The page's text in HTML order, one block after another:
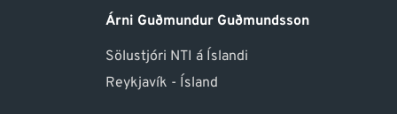
Árni Guðmundur Guðmundsson
Sölustjóri NTI á Íslandi
Reykjavík - Ísland